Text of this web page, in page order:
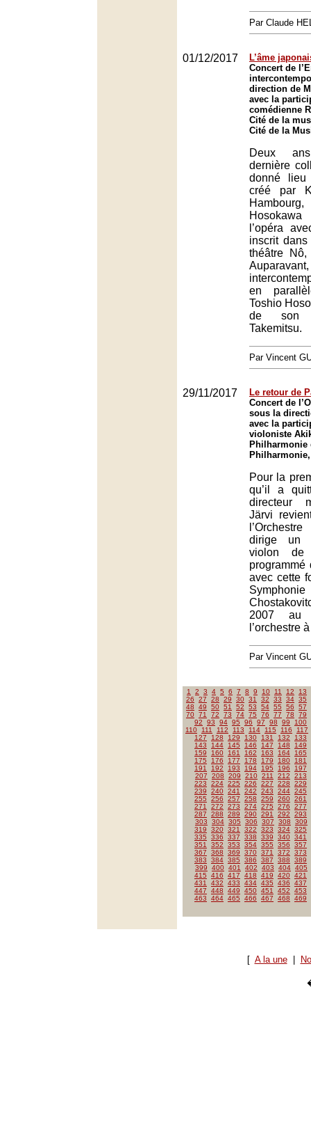
Par Claude
01/12/2017
L’âme
Concert de
direction de
avec la
comédienne
Cité de la
Cité de la
Deux
dernière
donné
créé par
l’opéra
inscrit
théâtre
en
Toshio
de son
Takemitsu.
Par Vincent
29/11/2017
Le retour de
Concert de
sous la
avec la
violoniste
Philharmonie
Pour la
qu’il a
directeur
Järvi
dirige un
violon de
avec cette
2007 au
l’orchestre
Par Vincent
1 2 3 4 5 6 7 8 9 10 11 12
13
26
27 28 29 30 31 32 33 34 35
48
49 50 51 52 53 54 55 56
57
70 71 72 73 74 75 76 77 78
79
92
93 94 95 96 97 98 99
100
110
111 112 113 114 115 116
117
127
128 129 130 131 132
133
143
144 145 146 147 148
149
159
160 161 162 163 164
165
175
176 177 178 179 180
181
191
192 193 194 195 196
197
207
208 209 210 211 212
213
223
224 225 226 227 228
229
239
240 241 242 243 244 245
255
256 257 258 259 260 261
271
272 273 274 275 276
277
287
288 289 290 291 292
293
303
304 305 306 307 308
309
319
320 321 322 323 324 325
335
336 337 338 339 340 341
351
352 353 354 355 356
357
367
368 369 370 371 372
373
383
384 385 386 387 388
389
399
400 401 402 403 404 405
415
416 417 418 419 420 421
431
432 433 434 435 436
437
447
448 449 450 451 452
453
463
464 465 466 467 468 469
[ A la une|